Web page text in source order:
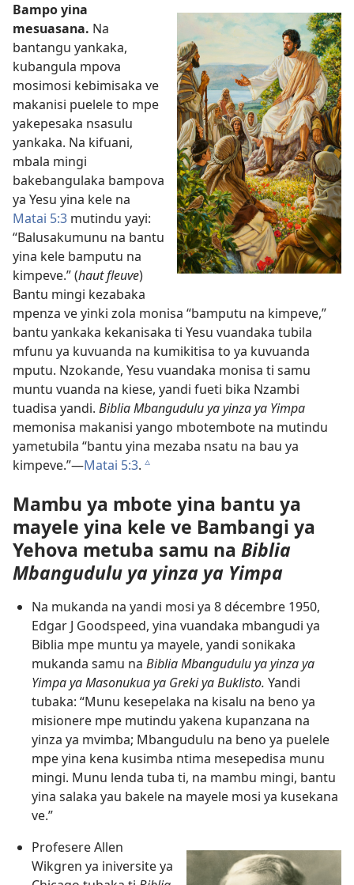
Bampo yina
mesuasana. Na
bantangu yankaka,
kubangula mpova
mosimosi kebimisaka ve
makanisi puelele to mpe
yakepesaka nsasulu
yankaka. Na kifuani,
mbala mingi
bakebangulaka bampova
ya Yesu yina kele na
Matai 5:3 mutindu yayi:
“Balusakumunu na bantu
yina kele bamputu na
kimpeve.” (haut fleuve)
Bantu mingi kezabaka
mpenza ve yinki zola monisa “bamputu na kimpeve,”
bantu yankaka kekanisaka ti Yesu vuandaka tubila
mfunu ya kuvuanda na kumikitisa to ya kuvuanda
mputu. Nzokande, Yesu vuandaka monisa ti samu
muntu vuanda na kiese, yandi fueti bika Nzambi
tuadisa yandi. Biblia Mbangudulu ya yinza ya Yimpa
memonisa makanisi yango mbotembote na mutindu
yametubila “bantu yina mezaba nsatu na bau ya
kimpeve.”​—Matai 5:3. c
Mambu ya mbote yina bantu ya
mayele yina kele ve Bambangi ya
Yehova metuba samu na Biblia
Mbangudulu ya yinza ya Yimpa
Na mukanda na yandi mosi ya 8 décembre 1950,
Edgar J Goodspeed, yina vuandaka mbangudi ya
Biblia mpe muntu ya mayele, yandi sonikaka
mukanda samu na Biblia Mbangudulu ya yinza ya
Yimpa ya Masonukua ya Greki ya Buklisto. Yandi
tubaka: “Munu kesepelaka na kisalu na beno ya
misionere mpe mutindu yakena kupanzana na
yinza ya mvimba; Mbangudulu na beno ya puelele
mpe yina kena kusimba ntima mesepedisa munu
mingi. Munu lenda tuba ti, na mambu mingi, bantu
yina salaka yau bakele na mayele mosi ya kusekana
ve.”
Profesere Allen
Wikgren ya iniversite ya